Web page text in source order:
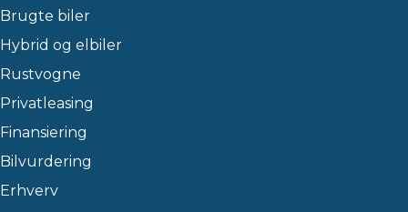
Brugte biler
Hybrid og elbiler
Rustvogne
Privatleasing
Finansiering
Bilvurdering
Erhverv